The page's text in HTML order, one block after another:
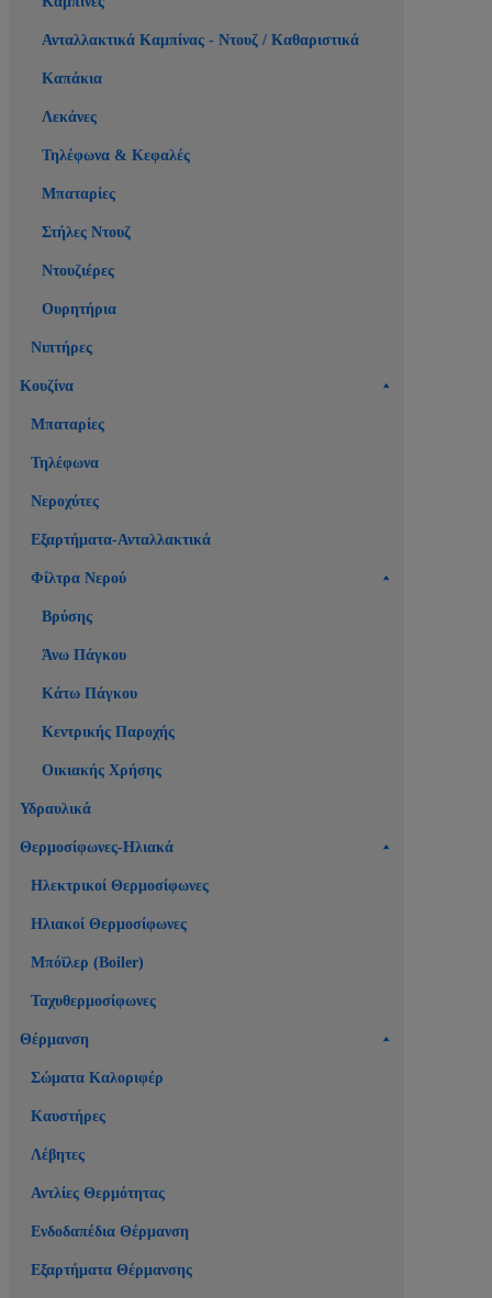
Ανταλλακτικά Καμπίνας - Ντουζ / Καθαριστικά
Καπάκια
Λεκάνες
Τηλέφωνα & Κεφαλές
Μπαταρίες
Στήλες Ντουζ
Ντουζιέρες
Ουρητήρια
Νιπτήρες
Κουζίνα
Μπαταρίες
Τηλέφωνα
Νεροχύτες
Εξαρτήματα-Ανταλλακτικά
Φίλτρα Νερού
Βρύσης
Άνω Πάγκου
Κάτω Πάγκου
Κεντρικής Παροχής
Οικιακής Χρήσης
Υδραυλικά
Θερμοσίφωνες-Ηλιακά
Ηλεκτρικοί Θερμοσίφωνες
Ηλιακοί Θερμοσίφωνες
Μπόϊλερ (Boiler)
Ταχυθερμοσίφωνες
Θέρμανση
Σώματα Καλοριφέρ
Καυστήρες
Λέβητες
Αντλίες Θερμότητας
Ενδοδαπέδια Θέρμανση
Εξαρτήματα Θέρμανσης